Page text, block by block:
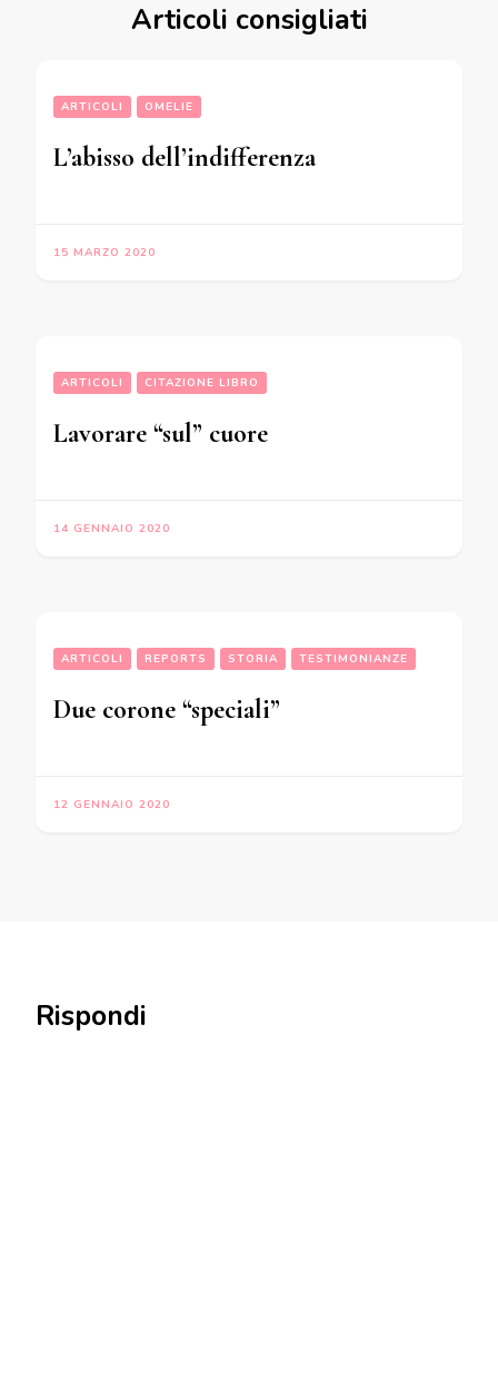
Articoli consigliati
ARTICOLI OMELIE
L’abisso dell’indifferenza
15 MARZO 2020
ARTICOLI CITAZIONE LIBRO
Lavorare “sul” cuore
14 GENNAIO 2020
ARTICOLI REPORTS STORIA TESTIMONIANZE
Due corone “speciali”
12 GENNAIO 2020
Rispondi